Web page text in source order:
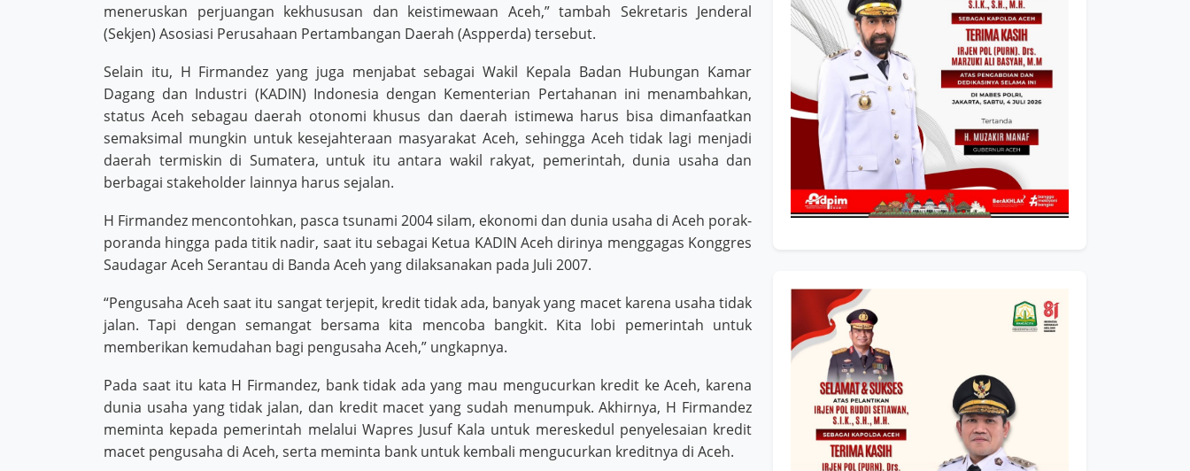
meneruskan perjuangan kekhususan dan keistimewaan Aceh,” tambah Sekretaris Jenderal
(Sekjen) Asosiasi Perusahaan Pertambangan Daerah (Aspperda) tersebut.
Selain itu, H Firmandez yang juga menjabat sebagai Wakil Kepala Badan Hubungan Kamar
Dagang dan Industri (KADIN) Indonesia dengan Kementerian Pertahanan ini menambahkan,
status Aceh sebagau daerah otonomi khusus dan daerah istimewa harus bisa dimanfaatkan
semaksimal mungkin untuk kesejahteraan masyarakat Aceh, sehingga Aceh tidak lagi menjadi
daerah termiskin di Sumatera, untuk itu antara wakil rakyat, pemerintah, dunia usaha dan
berbagai stakeholder lainnya harus sejalan.
H Firmandez mencontohkan, pasca tsunami 2004 silam, ekonomi dan dunia usaha di Aceh porak-
poranda hingga pada titik nadir, saat itu sebagai Ketua KADIN Aceh dirinya menggagas Konggres
Saudagar Aceh Serantau di Banda Aceh yang dilaksanakan pada Juli 2007.
“Pengusaha Aceh saat itu sangat terjepit, kredit tidak ada, banyak yang macet karena usaha tidak
jalan. Tapi dengan semangat bersama kita mencoba bangkit. Kita lobi pemerintah untuk
memberikan kemudahan bagi pengusaha Aceh,” ungkapnya.
Pada saat itu kata H Firmandez, bank tidak ada yang mau mengucurkan kredit ke Aceh, karena
dunia usaha yang tidak jalan, dan kredit macet yang sudah menumpuk. Akhirnya, H Firmandez
meminta kepada pemerintah melalui Wapres Jusuf Kala untuk mereskedul penyelesaian kredit
macet pengusaha di Aceh, serta meminta bank untuk kembali mengucurkan kreditnya di Aceh.